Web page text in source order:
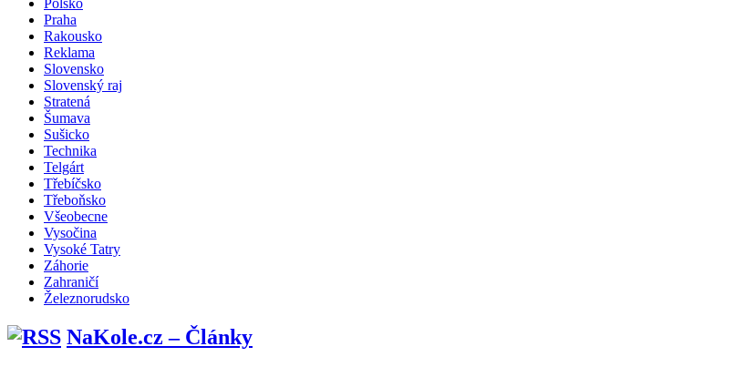
Polsko
Praha
Rakousko
Reklama
Slovensko
Slovenský raj
Stratená
Šumava
Sušicko
Technika
Telgárt
Třebíčsko
Třeboňsko
Všeobecne
Vysočina
Vysoké Tatry
Záhorie
Zahraničí
Železnorudsko
NaKole.cz – Články